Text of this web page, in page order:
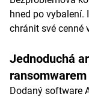
hned po vybalení.
chránit své cenné
Jednoduchá
ransomwarem
Dodaný software